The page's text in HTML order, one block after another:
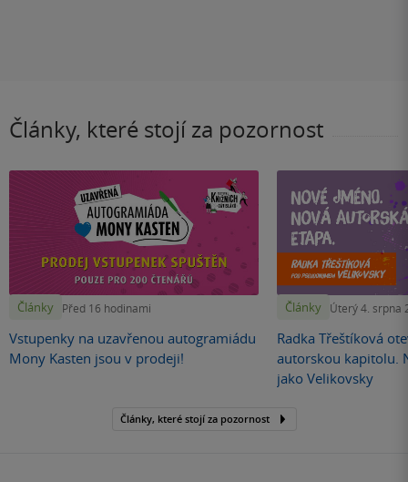
Články, které stojí za pozornost
Články Před 16 hodinami
Vstupenky na uzavřenou autogramiádu
Mony Kasten jsou v prodeji!
Články Úterý 4. srpna
Radka Třeštíková
autorskou kapitolu.
jako Velikovsky
Články, které stojí za pozornost